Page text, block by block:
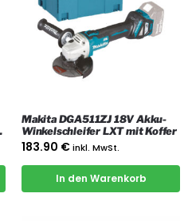
Makita DGA511ZJ 18V Akku-
Winkelschleifer LXT mit Koffer
183.90 €inkl. MwSt.
In den Warenkorb